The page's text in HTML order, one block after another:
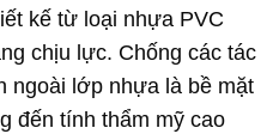
kế từ loại nhựa PVC
chịu lực. Chống các tác
ngoài lớp nhựa là bề mặt
đến tính thẩm mỹ cao